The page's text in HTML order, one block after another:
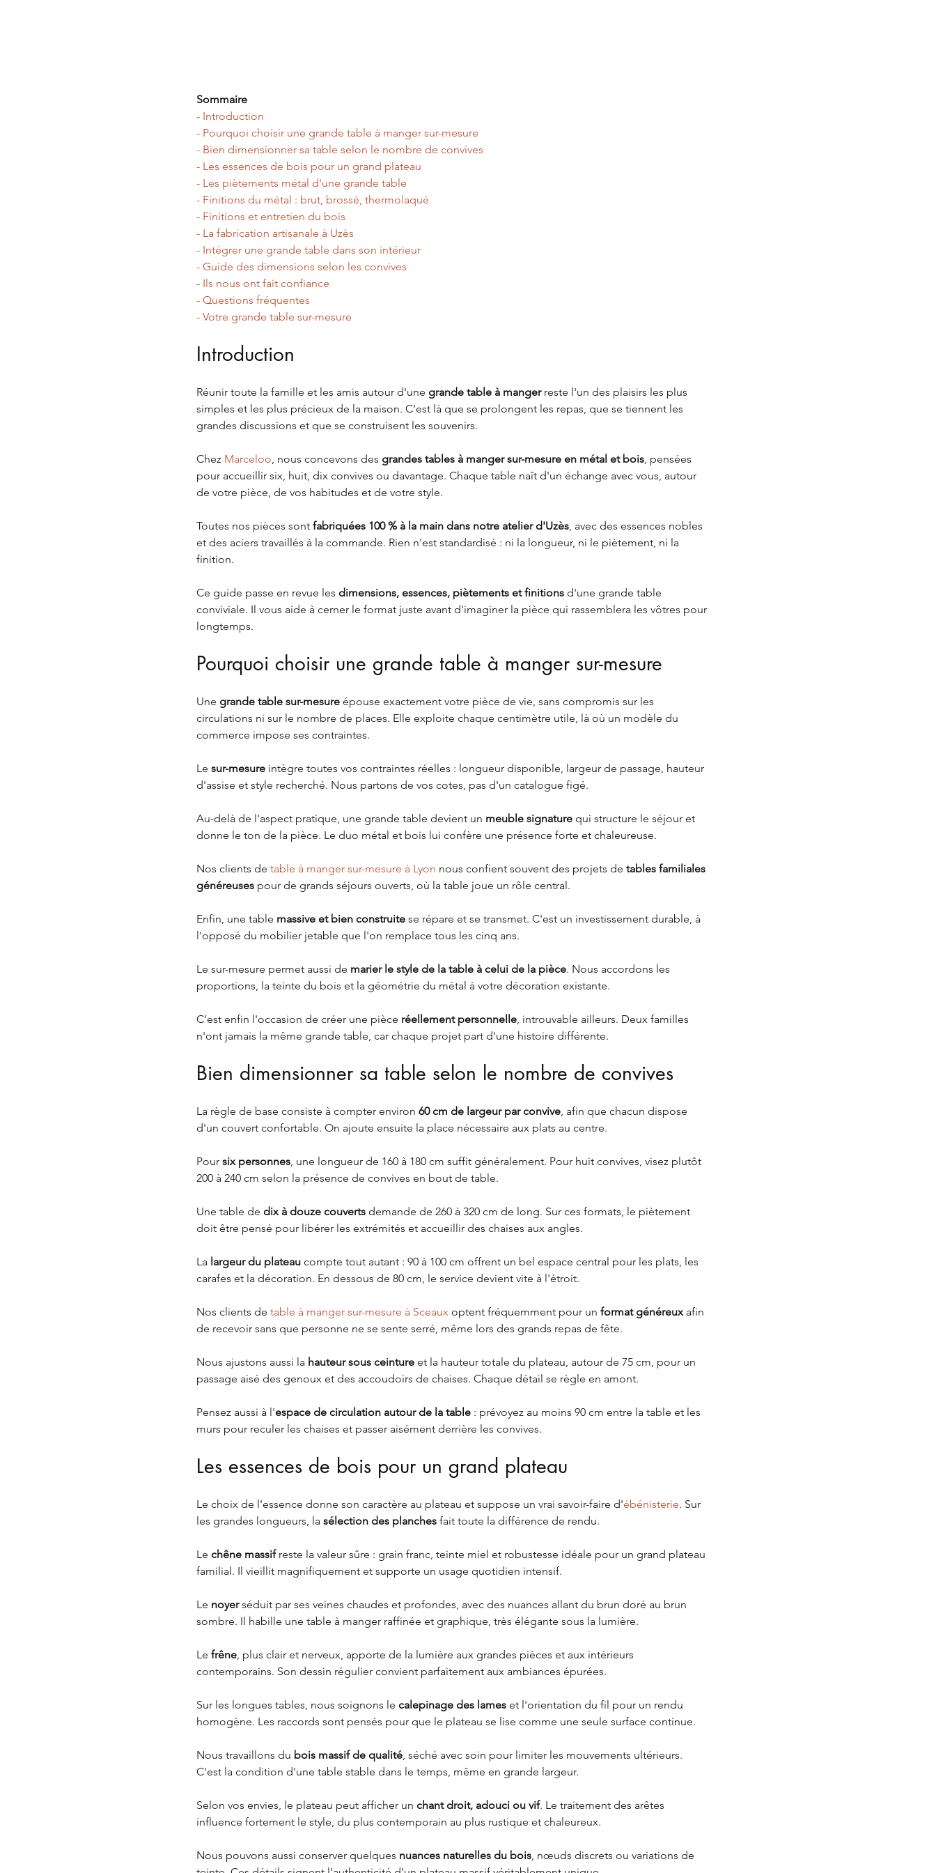
Sommaire
- Introduction
- Pourquoi choisir une grande table à manger sur-mesure
- Bien dimensionner sa table selon le nombre de convives
- Les essences de bois pour un grand plateau
- Les piètements métal d'une grande table
- Finitions du métal : brut, brossé, thermolaqué
- Finitions et entretien du bois
- La fabrication artisanale à Uzès
- Intégrer une grande table dans son intérieur
- Guide des dimensions selon les convives
- Ils nous ont fait confiance
- Questions fréquentes
- Votre grande table sur-mesure
Introduction
Réunir toute la famille et les amis autour d'une grande table à manger reste l'un des plaisirs les plus
simples et les plus précieux de la maison. C'est là que se prolongent les repas, que se tiennent les
grandes discussions et que se construisent les souvenirs.
Chez Marceloo, nous concevons des grandes tables à manger sur-mesure en métal et bois, pensées
pour accueillir six, huit, dix convives ou davantage. Chaque table naît d'un échange avec vous, autour
de votre pièce, de vos habitudes et de votre style.
Toutes nos pièces sont fabriquées 100 % à la main dans notre atelier d'Uzès, avec des essences nobles
et des aciers travaillés à la commande. Rien n'est standardisé : ni la longueur, ni le piètement, ni la
finition.
Ce guide passe en revue les dimensions, essences, piètements et finitions d'une grande table
conviviale. Il vous aide à cerner le format juste avant d'imaginer la pièce qui rassemblera les vôtres pour
longtemps.
Pourquoi choisir une grande table à manger sur-mesure
Une grande table sur-mesure épouse exactement votre pièce de vie, sans compromis sur les
circulations ni sur le nombre de places. Elle exploite chaque centimètre utile, là où un modèle du
commerce impose ses contraintes.
Le sur-mesure intègre toutes vos contraintes réelles : longueur disponible, largeur de passage, hauteur
d'assise et style recherché. Nous partons de vos cotes, pas d'un catalogue figé.
Au-delà de l'aspect pratique, une grande table devient un meuble signature qui structure le séjour et
donne le ton de la pièce. Le duo métal et bois lui confère une présence forte et chaleureuse.
Nos clients de table à manger sur-mesure à Lyon nous confient souvent des projets de tables familiales
généreuses pour de grands séjours ouverts, où la table joue un rôle central.
Enfin, une table massive et bien construite se répare et se transmet. C'est un investissement durable, à
l'opposé du mobilier jetable que l'on remplace tous les cinq ans.
Le sur-mesure permet aussi de marier le style de la table à celui de la pièce. Nous accordons les
proportions, la teinte du bois et la géométrie du métal à votre décoration existante.
C'est enfin l'occasion de créer une pièce réellement personnelle, introuvable ailleurs. Deux familles
n'ont jamais la même grande table, car chaque projet part d'une histoire différente.
Bien dimensionner sa table selon le nombre de convives
La règle de base consiste à compter environ 60 cm de largeur par convive, afin que chacun dispose
d'un couvert confortable. On ajoute ensuite la place nécessaire aux plats au centre.
Pour six personnes, une longueur de 160 à 180 cm suffit généralement. Pour huit convives, visez plutôt
200 à 240 cm selon la présence de convives en bout de table.
Une table de dix à douze couverts demande de 260 à 320 cm de long. Sur ces formats, le piètement
doit être pensé pour libérer les extrémités et accueillir des chaises aux angles.
La largeur du plateau compte tout autant : 90 à 100 cm offrent un bel espace central pour les plats, les
carafes et la décoration. En dessous de 80 cm, le service devient vite à l'étroit.
Nos clients de table à manger sur-mesure à Sceaux optent fréquemment pour un format généreux afin
de recevoir sans que personne ne se sente serré, même lors des grands repas de fête.
Nous ajustons aussi la hauteur sous ceinture et la hauteur totale du plateau, autour de 75 cm, pour un
passage aisé des genoux et des accoudoirs de chaises. Chaque détail se règle en amont.
Pensez aussi à l'espace de circulation autour de la table : prévoyez au moins 90 cm entre la table et les
murs pour reculer les chaises et passer aisément derrière les convives.
Les essences de bois pour un grand plateau
Le choix de l'essence donne son caractère au plateau et suppose un vrai savoir-faire d'ébénisterie. Sur
les grandes longueurs, la sélection des planches fait toute la différence de rendu.
Le chêne massif reste la valeur sûre : grain franc, teinte miel et robustesse idéale pour un grand plateau
familial. Il vieillit magnifiquement et supporte un usage quotidien intensif.
Le noyer séduit par ses veines chaudes et profondes, avec des nuances allant du brun doré au brun
sombre. Il habille une table à manger raffinée et graphique, très élégante sous la lumière.
Le frêne, plus clair et nerveux, apporte de la lumière aux grandes pièces et aux intérieurs
contemporains. Son dessin régulier convient parfaitement aux ambiances épurées.
Sur les longues tables, nous soignons le calepinage des lames et l'orientation du fil pour un rendu
homogène. Les raccords sont pensés pour que le plateau se lise comme une seule surface continue.
Nous travaillons du bois massif de qualité, séché avec soin pour limiter les mouvements ultérieurs.
C'est la condition d'une table stable dans le temps, même en grande largeur.
Selon vos envies, le plateau peut afficher un chant droit, adouci ou vif. Le traitement des arêtes
influence fortement le style, du plus contemporain au plus rustique et chaleureux.
Nous pouvons aussi conserver quelques nuances naturelles du bois, nœuds discrets ou variations de